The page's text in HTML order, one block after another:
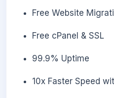
Free Website
Free cPanel & SSL
99.9% Uptime
10x Faster Speed